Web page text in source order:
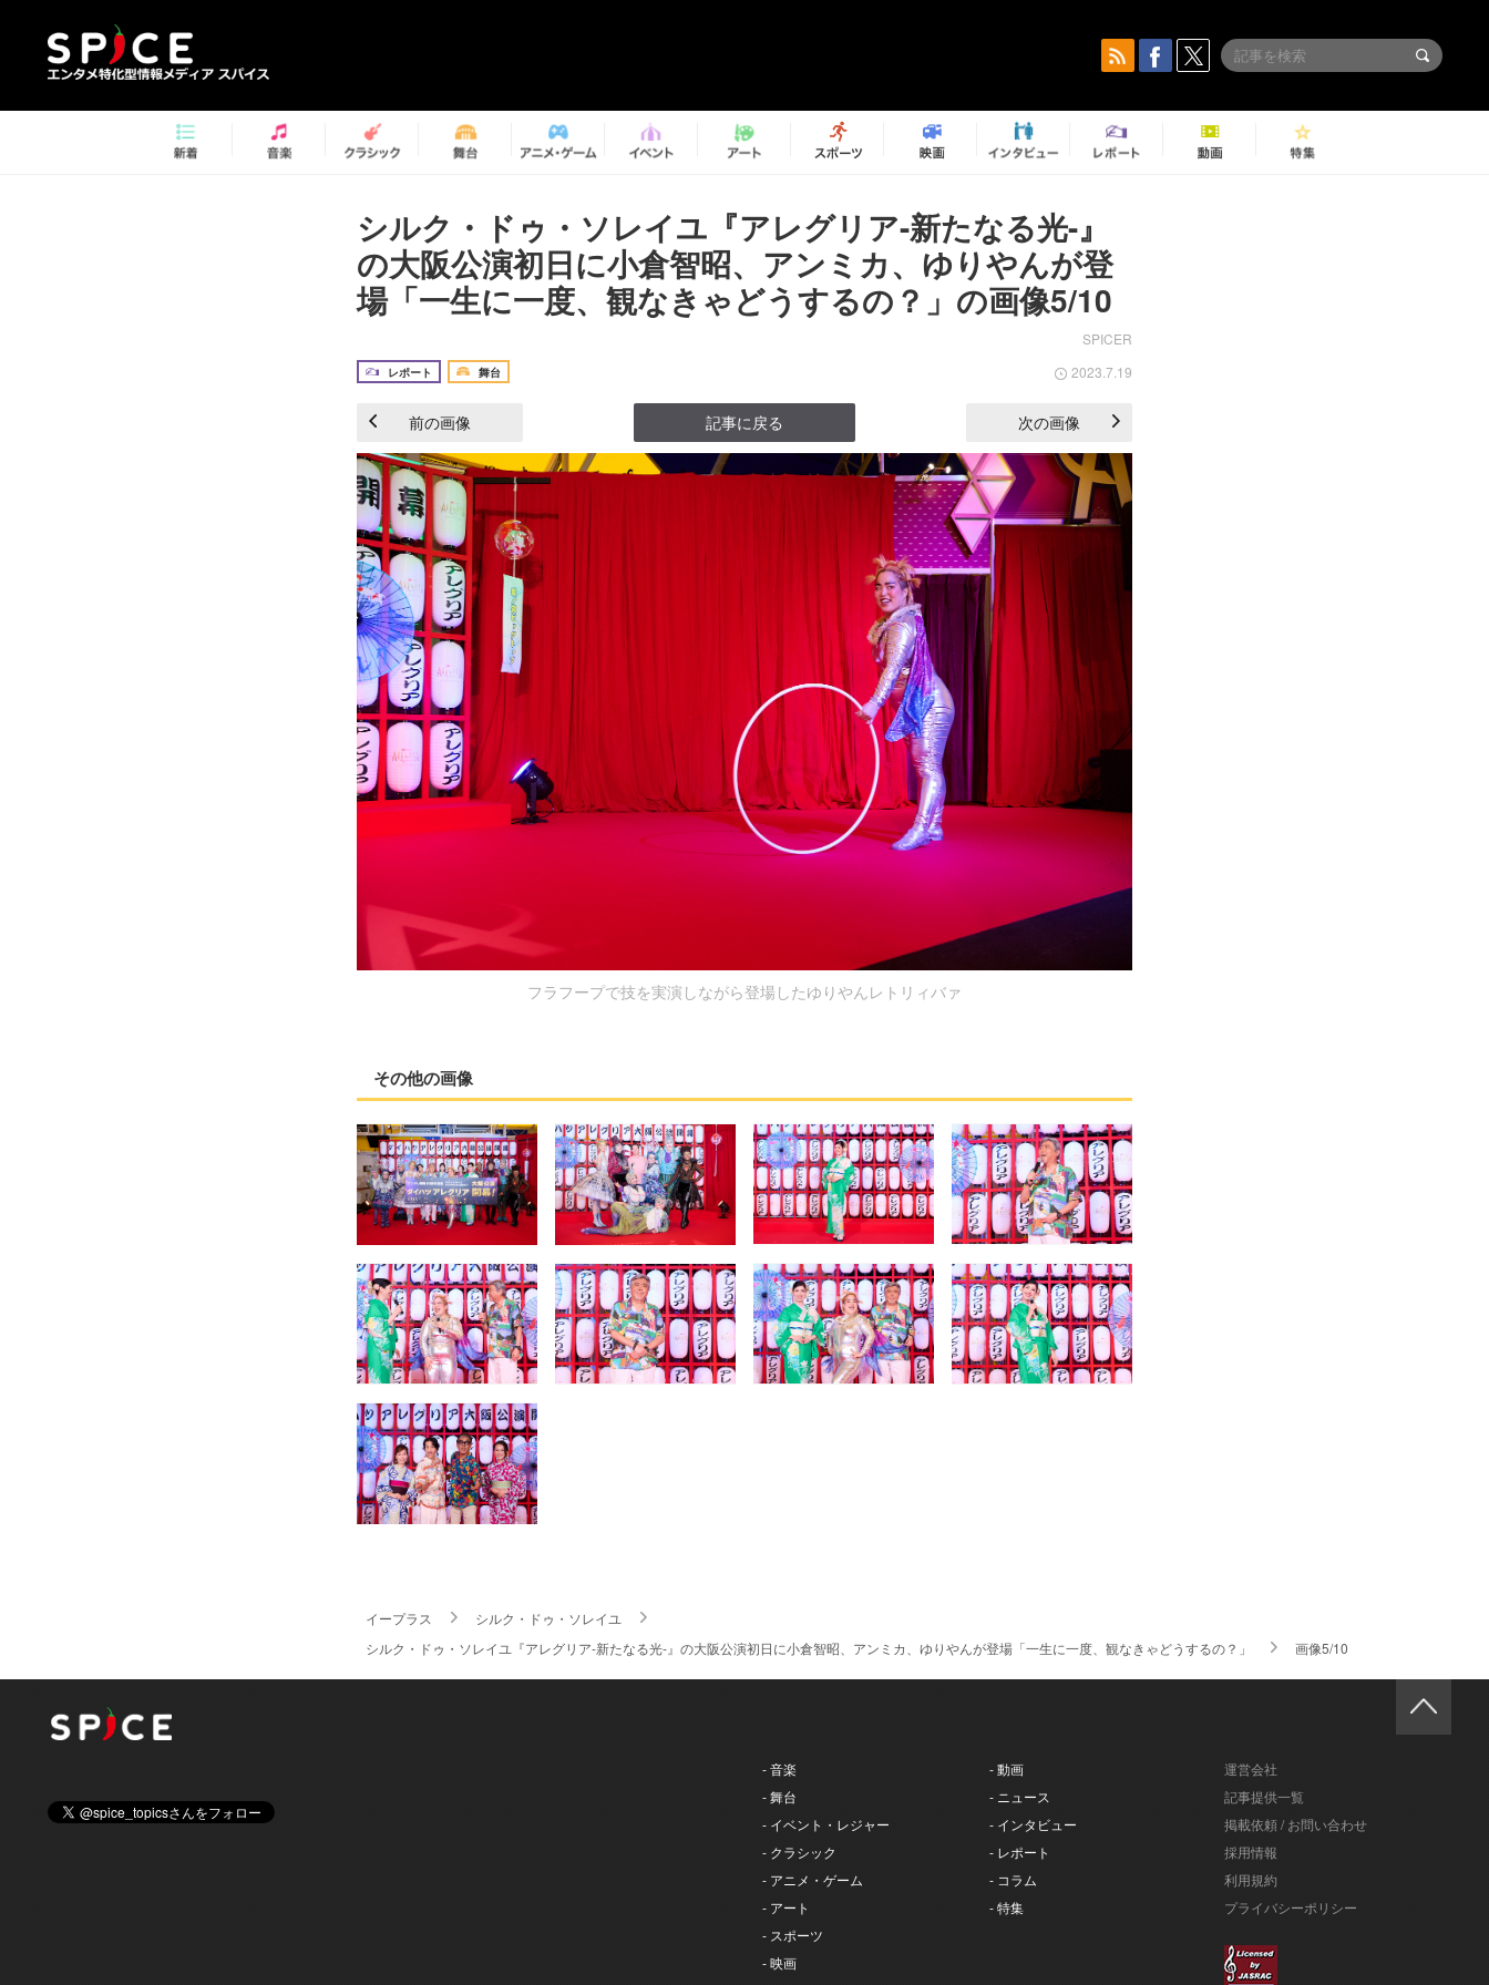
シルク・ドゥ・ソレイユ『アレグリア-新たなる光-』
の大阪公演初日に小倉智昭、アンミカ、ゆりやんが登
場「一生に一度、観なきゃどうするの？」の画像5/10
SPICER
レポート 舞台 2023.7.19
前の画像 記事に戻る 次の画像
フラフープで技を実演しながら登場したゆりやんレトリィバァ
その他の画像
イープラス
シルク・ドゥ・ソレイユ
シルク・ドゥ・ソレイユ『アレグリア-新たなる光-』の大阪公演初日に小倉智昭、アンミカ、ゆりやんが登場「一生に一度、観なきゃどうするの？」
画像5/10
- 音楽
- 舞台
- イベント・レジャー
- クラシック
- アニメ・ゲーム
- アート
- スポーツ
- 映画
- 動画
- ニュース
- インタビュー
- レポート
- コラム
- 特集
運営会社
記事提供一覧
掲載依頼 / お問い合わせ
採用情報
利用規約
プライバシーポリシー